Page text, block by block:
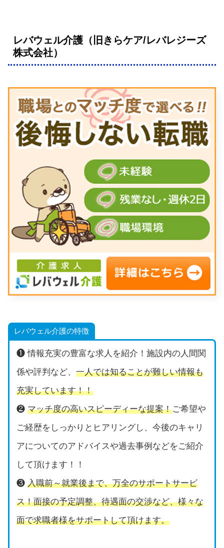
レバウェル介護（旧きらケア/レバレジーズ
株式会社）
レバウェル介護の特徴
❶ 情報充実の豊富な求人を紹介！施設内の人間関
係や評判など、 一人では知ることが難しい情報も
充実しています！！
❷ マッチ度の高いスピーディーな提案！ご希望や
ご経歴をしっかりとヒアリングし、今後のキャリ
アについてのアドバイスや過去事例などをご紹介
して頂けます！！
❸ 入職前～就業後まで、万全のサポートサービ
ス！面接の予定調整、待遇面の交渉など、様々な
面で求職者様をサポートして頂けます。